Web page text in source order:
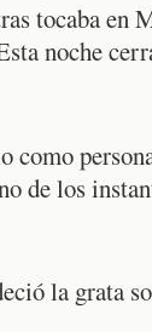
tocaba
noche
como
de los
la grata